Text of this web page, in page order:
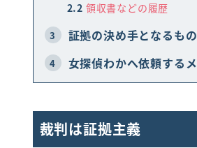
2.2 領収書などの履歴
3 証拠の決め手となるもの
4 女探偵わかへ依頼する
裁判は証拠主義